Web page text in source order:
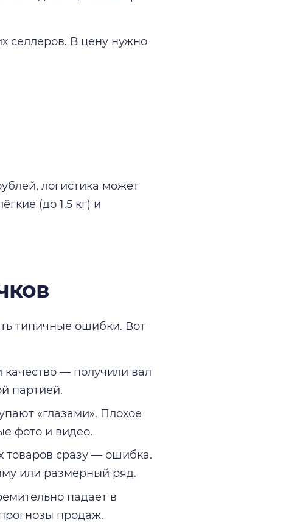
селлеров. В цену нужно
логистика может
(до 1.5 кг) и
типичные ошибки. Вот
— получили вал
партией.
«глазами». Плохое
фото и видео.
товаров сразу — ошибка.
или размерный ряд.
падает в
продаж.